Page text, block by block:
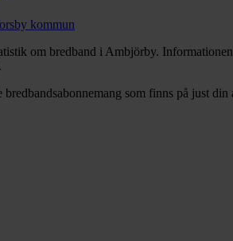
kommun
om bredband i Ambjörby.
som finns på just